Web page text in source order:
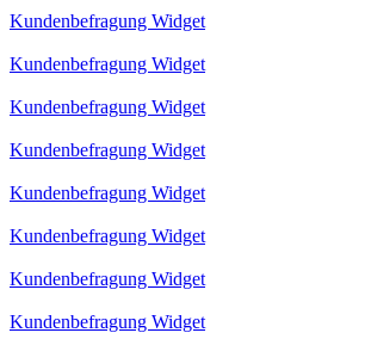
Kundenbefragung Widget
Kundenbefragung Widget
Kundenbefragung Widget
Kundenbefragung Widget
Kundenbefragung Widget
Kundenbefragung Widget
Kundenbefragung Widget
Kundenbefragung Widget